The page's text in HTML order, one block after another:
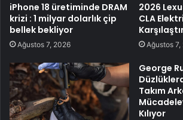
iPhone 18 üretiminde DRAM
krizi : 1 milyar dolarlık çip
bellek bekliyor
Ağustos 7, 2026
2026
CLA
Ağustos 7,
George
Takım
Kılıyor